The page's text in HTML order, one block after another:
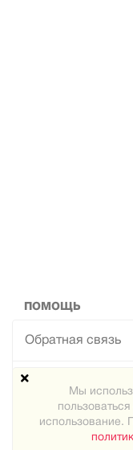
ПОМОЩЬ
Обратная связь
Техподдержка
Карта сайта
Мы
использование.